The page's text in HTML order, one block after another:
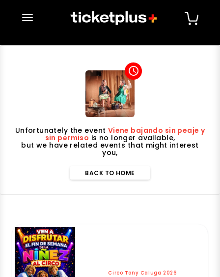
desplegar navegación
access_time
Unfortunately the event Viene bajando sin peaje y
sin permiso is no longer available,
but we have related events that might interest
you,
BACK TO HOME
Circo Tony Caluga 2026